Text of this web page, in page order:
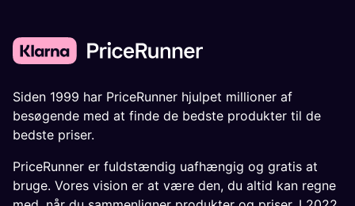
Siden 1999 har PriceRunner hjulpet millioner af
besøgende med at finde de bedste produkter til de
bedste priser.
PriceRunner er fuldstændig uafhængig og gratis at
bruge. Vores vision er at være den, du altid kan regne